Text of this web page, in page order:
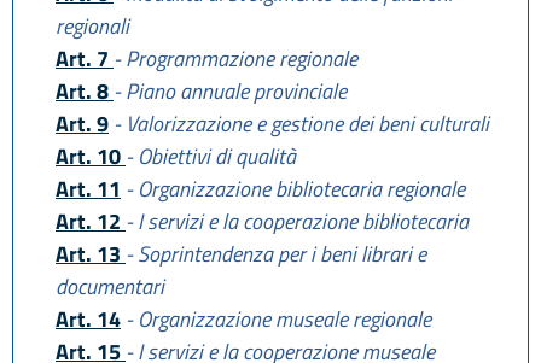
regionali
Art. 7 - Programmazione regionale
Art. 8 - Piano annuale provinciale
Art. 9 - Valorizzazione e gestione dei beni culturali
Art. 10 - Obiettivi di qualità
Art. 11 - Organizzazione bibliotecaria regionale
Art. 12 - I servizi e la cooperazione bibliotecaria
Art. 13 - Soprintendenza per i beni librari e
documentari
Art. 14 - Organizzazione museale regionale
Art. 15 - I servizi e la cooperazione museale